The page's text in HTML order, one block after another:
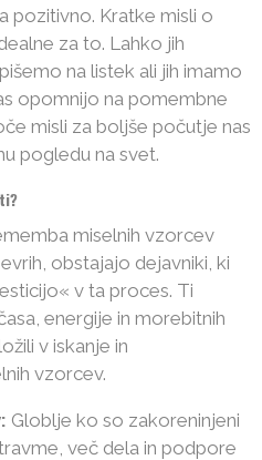
pozitivno. Kratke misli o
za to. Lahko jih
na listek ali jih imamo
opomnijo na pomembne
misli za boljše počutje nas
pogledu na svet.
miselnih vzorcev
obstajajo dejavniki, ki
v ta proces. Ti
energije in morebitnih
v iskanje in
vzorcev.
Globlje ko so zakoreninjeni
več dela in podpore